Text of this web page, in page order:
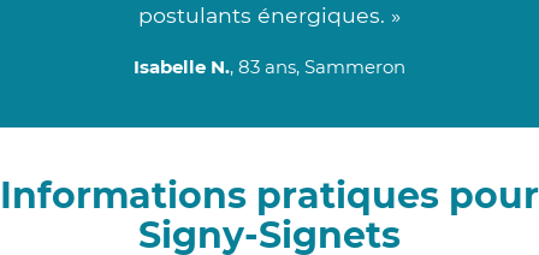
postulants énergiques. »
Isabelle N., 83 ans, Sammeron
Informations pratiques pour
Signy-Signets